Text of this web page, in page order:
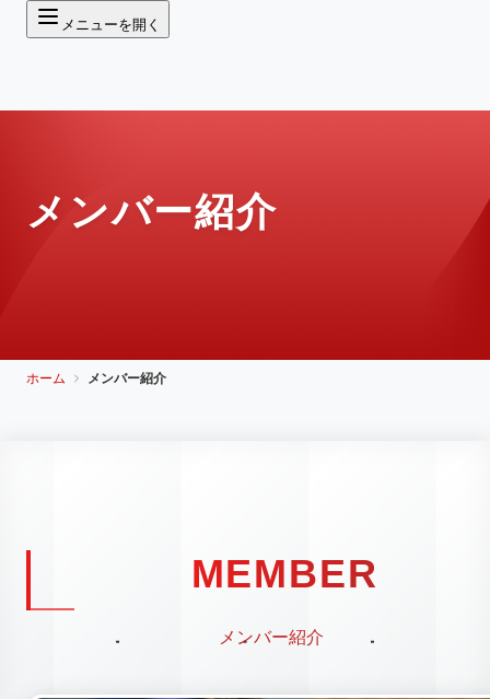
メニューを開く
メンバー紹介
ホーム メンバー紹介
MEMBER
メンバー紹介